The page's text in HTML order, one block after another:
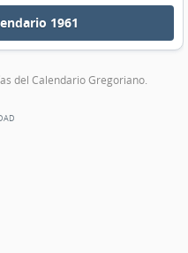
1961
del Calendario Gregoriano.